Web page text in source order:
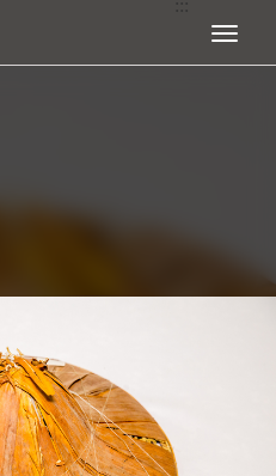
展開選單